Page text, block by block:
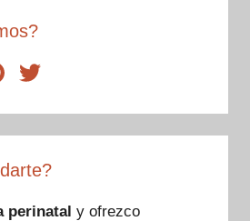
Pi
er
e
tt
er
perinatal y ofrezco